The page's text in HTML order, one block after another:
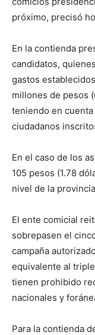
próximo, precisó
En la contienda
candidatos,
gastos
millones de pesos
teniendo en
ciudadanos
En el caso de los
105 pesos (1.78
nivel de la
El ente comicial
sobrepasen el
campaña
equivalente al
tienen prohibido
nacionales y
Para la contienda